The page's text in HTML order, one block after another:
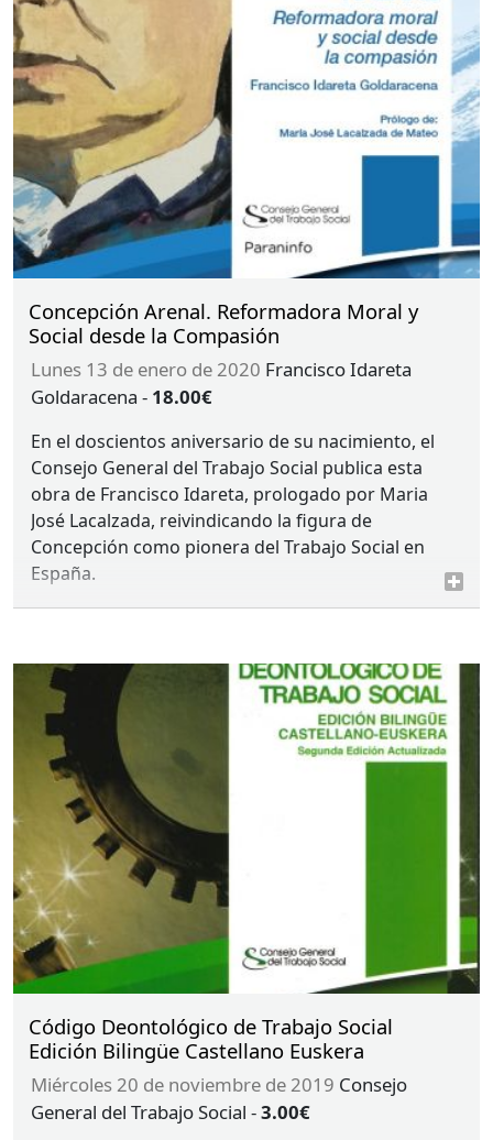
Concepción Arenal. Reformadora Moral y
Social desde la Compasión
lunes 13 de enero de 2020 Francisco Idareta
Goldaracena - 18.00€
En el doscientos aniversario de su nacimiento, el
Consejo General del Trabajo Social publica esta
obra de Francisco Idareta, prologado por Maria
José Lacalzada, reivindicando la figura de
Concepción como pionera del Trabajo Social en
España.
Código Deontológico de Trabajo Social
Edición Bilingüe Castellano Euskera
miércoles 20 de noviembre de 2019 Consejo
General del Trabajo Social -3.00€